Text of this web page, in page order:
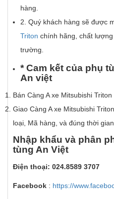
hàng.
2. Quý khách hàng sẽ được
Triton chính hãng, chất
trường.
*Cam kết của phụ tù
An việt
Bán Càng A xe Mitsubishi
Giao Càng A xe Mitsubishi
loại, Mã hàng, và đúng thời
Nhập khẩu và phân
tùng An Việt
Điện thoại: 024.8589 3707
Facebook : https://